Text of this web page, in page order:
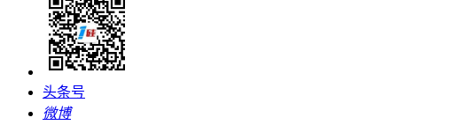
头条号
微博